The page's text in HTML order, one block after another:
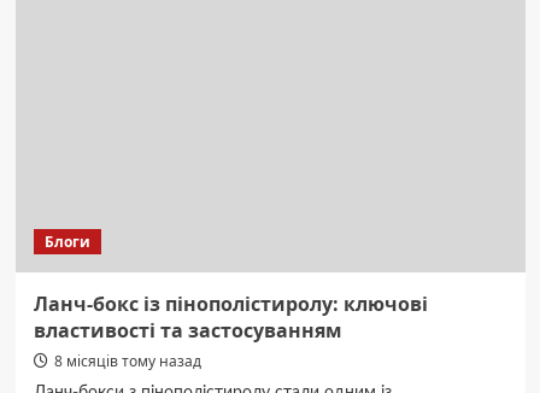
Блоги
Ланч-бокс із пінополістиролу: ключові
властивості та застосуванням
8 місяців тому назад